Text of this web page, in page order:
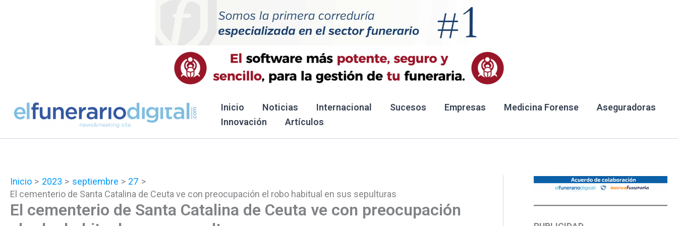
Inicio Noticias Internacional Sucesos Empresas Medicina Forense
Aseguradoras
Innovación
Artículos
Inicio 2023 septiembre
27
El cementerio de Santa Catalina de Ceuta ve con preocupación el robo habitual en sus sepulturas
El cementerio de Santa Catalina de Ceuta ve con preocupación